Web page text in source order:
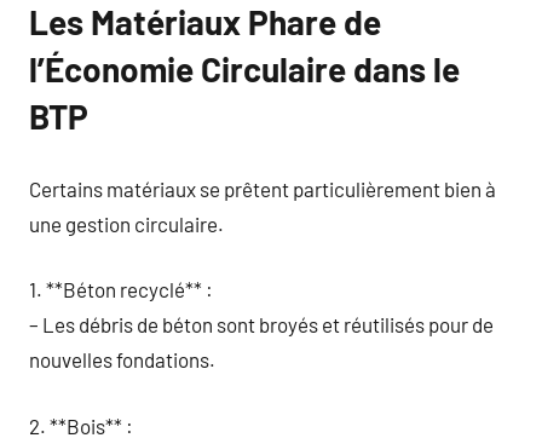
Les Matériaux Phare de
l’Économie Circulaire dans le
BTP
Certains matériaux se prêtent particulièrement bien à
une gestion circulaire.
1. **Béton recyclé** :
– Les débris de béton sont broyés et réutilisés pour de
nouvelles fondations.
2. **Bois** :